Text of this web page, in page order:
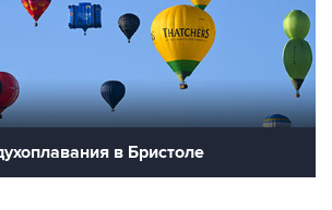
в Бристоле